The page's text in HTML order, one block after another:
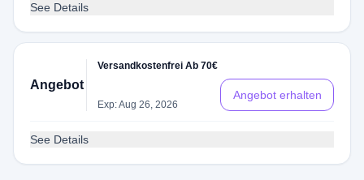
See Details
Angebot
Versandkostenfrei Ab 70€
Exp: Aug 26, 2026
Angebot erhalten
See Details